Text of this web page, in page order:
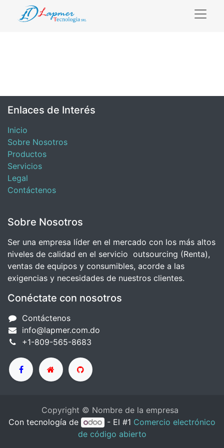
Enlaces de Interés
Inicio
Sobre Nosotros
Productos
Servicios
Legal
Contáctenos
Sobre Nosotros
Ser una empresa líder en el mercado con los más altos
niveles de calidad en el servicio outsourcing (Renta),
ventas de equipos y consumibles, acorde a las
exigencias y necesidades de nuestros clientes.
Conéctate con nosotros
Contáctenos
info@lapmer.com.do
+1-809-565-8683
Copyright © Nombre de la empresa
Con tecnología de
- El #1 Comercio electrónico
de código abierto